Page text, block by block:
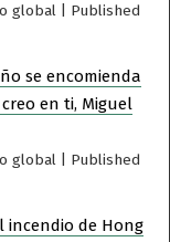
global
Published
se encomienda
en ti, Miguel
global
Published
incendio de Hong